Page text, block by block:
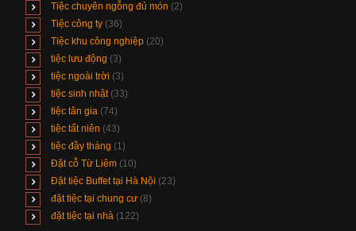
Tiệc chuyên ngỗng đủ món (2)
Tiệc công ty (36)
Tiệc khu công nghiệp (20)
tiệc lưu động (3)
tiệc ngoài trời (3)
tiệc sinh nhật (33)
tiệc tân gia (74)
tiệc tất niên (43)
tiệc đầy tháng (1)
Đặt cỗ Từ Liêm (10)
Đặt tiệc Buffet tại Hà Nội (23)
đặt tiệc tại chung cư (8)
đặt tiệc tại nhà (122)